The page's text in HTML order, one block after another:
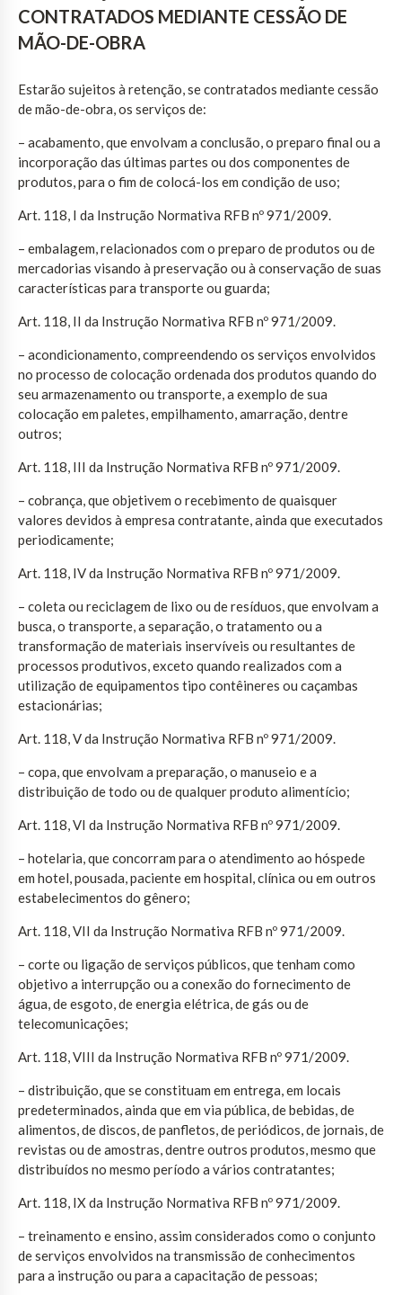
CONTRATADOS MEDIANTE CESSÃO DE
MÃO-DE-OBRA
Estarão sujeitos à retenção, se contratados mediante cessão
de mão-de-obra, os serviços de:
– acabamento, que envolvam a conclusão, o preparo final ou a
incorporação das últimas partes ou dos componentes de
produtos, para o fim de colocá-los em condição de uso;
Art. 118, I da Instrução Normativa RFB nº 971/2009.
– embalagem, relacionados com o preparo de produtos ou de
mercadorias visando à preservação ou à conservação de suas
características para transporte ou guarda;
Art. 118, II da Instrução Normativa RFB nº 971/2009.
– acondicionamento, compreendendo os serviços envolvidos
no processo de colocação ordenada dos produtos quando do
seu armazenamento ou transporte, a exemplo de sua
colocação em paletes, empilhamento, amarração, dentre
outros;
Art. 118, III da Instrução Normativa RFB nº 971/2009.
– cobrança, que objetivem o recebimento de quaisquer
valores devidos à empresa contratante, ainda que executados
periodicamente;
Art. 118, IV da Instrução Normativa RFB nº 971/2009.
– coleta ou reciclagem de lixo ou de resíduos, que envolvam a
busca, o transporte, a separação, o tratamento ou a
transformação de materiais inservíveis ou resultantes de
processos produtivos, exceto quando realizados com a
utilização de equipamentos tipo contêineres ou caçambas
estacionárias;
Art. 118, V da Instrução Normativa RFB nº 971/2009.
– copa, que envolvam a preparação, o manuseio e a
distribuição de todo ou de qualquer produto alimentício;
Art. 118, VI da Instrução Normativa RFB nº 971/2009.
– hotelaria, que concorram para o atendimento ao hóspede
em hotel, pousada, paciente em hospital, clínica ou em outros
estabelecimentos do gênero;
Art. 118, VII da Instrução Normativa RFB nº 971/2009.
– corte ou ligação de serviços públicos, que tenham como
objetivo a interrupção ou a conexão do fornecimento de
água, de esgoto, de energia elétrica, de gás ou de
telecomunicações;
Art. 118, VIII da Instrução Normativa RFB nº 971/2009.
– distribuição, que se constituam em entrega, em locais
predeterminados, ainda que em via pública, de bebidas, de
alimentos, de discos, de panfletos, de periódicos, de jornais, de
revistas ou de amostras, dentre outros produtos, mesmo que
distribuídos no mesmo período a vários contratantes;
Art. 118, IX da Instrução Normativa RFB nº 971/2009.
– treinamento e ensino, assim considerados como o conjunto
de serviços envolvidos na transmissão de conhecimentos
para a instrução ou para a capacitação de pessoas;